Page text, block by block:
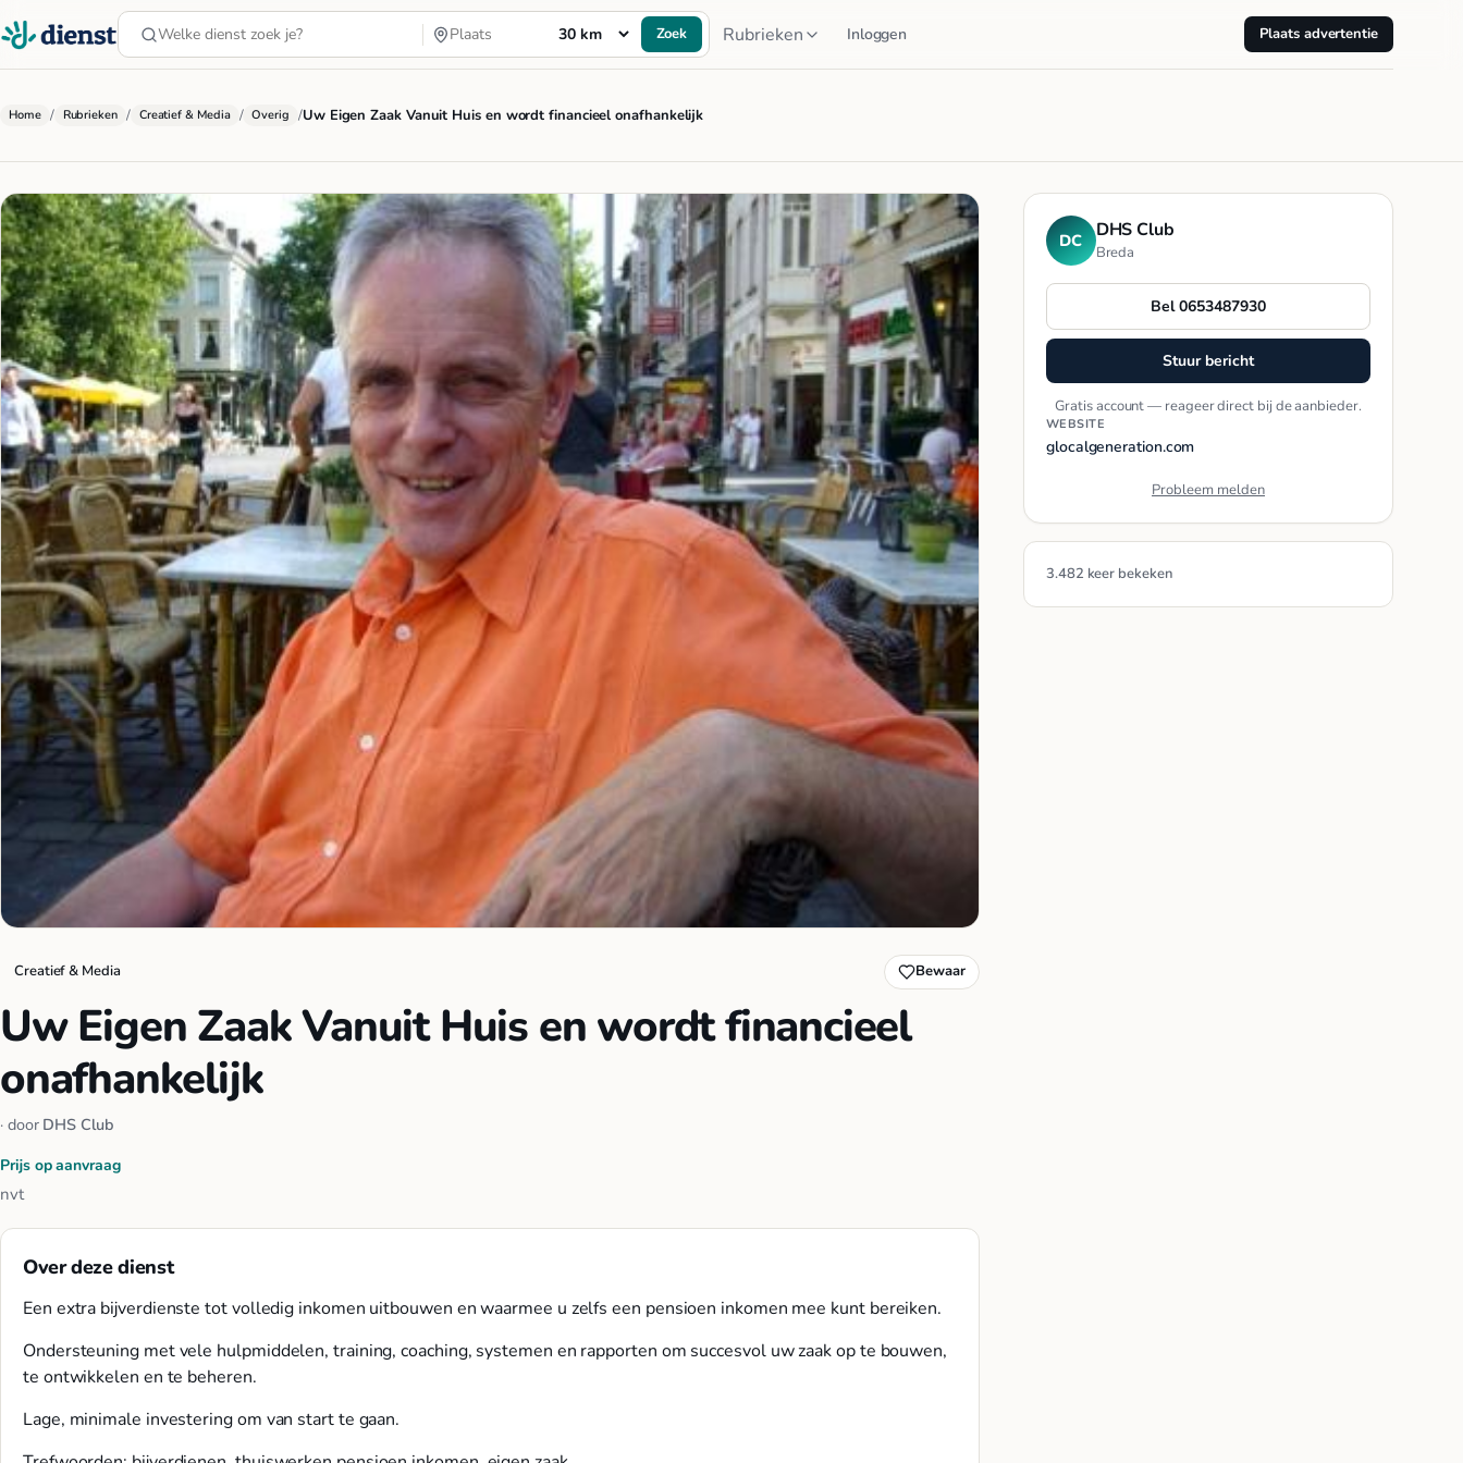
Zoek Rubrieken Inloggen Plaats advertentie
Home / Rubrieken / Creatief & Media / Overig /Uw Eigen Zaak Vanuit Huis en wordt financieel onafhankelijk
Creatief & Media Bewaar
Uw Eigen Zaak Vanuit Huis en wordt financieel
onafhankelijk
· door DHS Club
Prijs op aanvraag
nvt
Over deze dienst
Een extra bijverdienste tot volledig inkomen uitbouwen en waarmee u zelfs een pensioen inkomen mee kunt bereiken.
Ondersteuning met vele hulpmiddelen, training, coaching, systemen en rapporten om succesvol uw zaak op te bouwen,
te ontwikkelen en te beheren.
Lage, minimale investering om van start te gaan.
DC DHS Club
Breda
Bel 0653487930
Stuur bericht
Gratis account — reageer direct bij de aanbieder.
WEBSITE
glocalgeneration.com
Probleem melden
3.482 keer bekeken